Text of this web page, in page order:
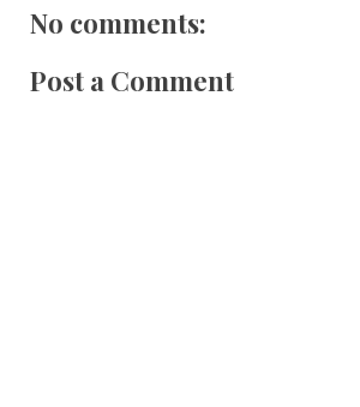
No comments:
Post a Comment